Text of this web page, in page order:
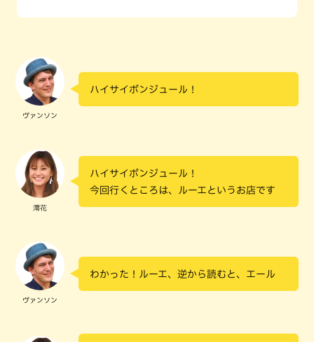
ヴァンソン
ハイサイボンジュール！
澪花
ハイサイボンジュール！
今回行くところは、ルーエというお店です
ヴァンソン
わかった！ルーエ、逆から読むと、エール